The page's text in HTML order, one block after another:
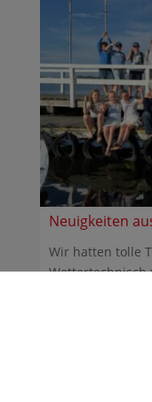
Neuigkeiten
Wir hatten tolle
Wettertechnisch